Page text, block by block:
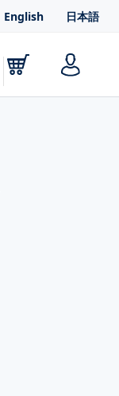
English 日本語